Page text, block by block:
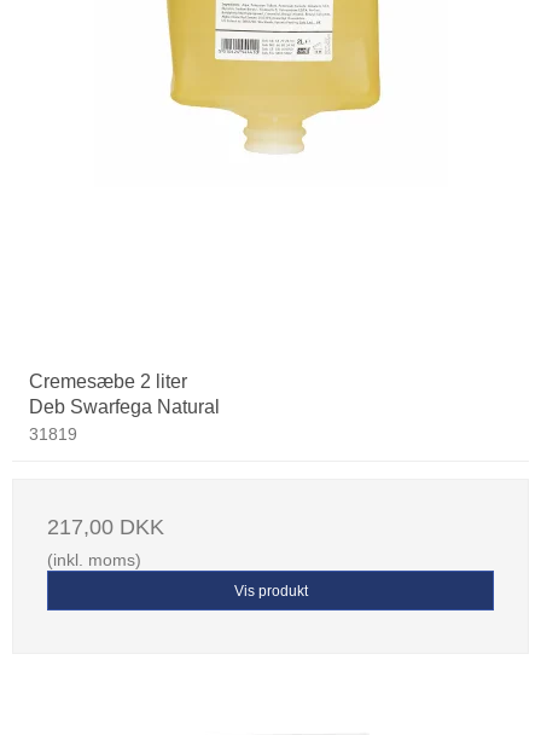
Cremesæbe 2 liter
Deb Swarfega Natural
31819
217,00 DKK
(inkl. moms)
Vis produkt